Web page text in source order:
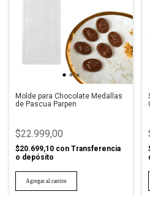
Molde para Chocolate Medallas
de Pascua Parpen
$22.999,00
$20.699,10 con Transferencia
o depósito